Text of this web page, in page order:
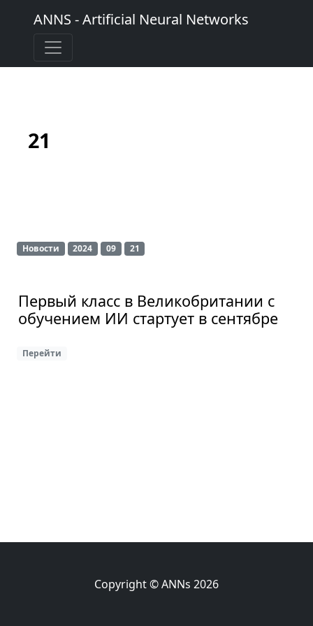
ANNS - Artificial Neural Networks
21
Новости 2024 09 21
Первый класс в Великобритании с
обучением ИИ стартует в сентябре
Перейти
Copyright © ANNs 2026